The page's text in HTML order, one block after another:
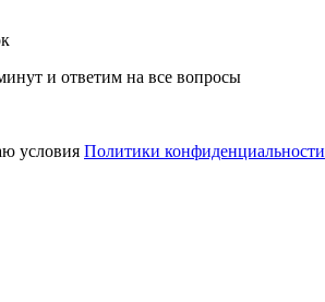
и ответим на все вопросы
условия Политики конфиденциальности